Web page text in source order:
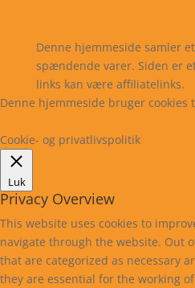
Denne hjemmeside samler
spændende varer. Siden er
links kan være affiliatelinks.
Denne hjemmeside bruger
Cookie- og privatlivspolitik
Luk
Privacy Overview
This website uses cookies to
navigate through the website. Out
that are categorized as necessary
they are essential for the working